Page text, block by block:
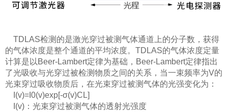
TDLAS检测的是激光穿过被测气体通道上的分子数，获得
的气体浓度是整个通道的平均浓度。TDLAS的气体浓度定量
计算是以Beer-Lambert定律为基础，Beer-Lambert定律指出
了光吸收与光穿过被检测物质之间的关系，当一束频率为V的
光束穿过吸收物质后，在光束穿过被测气体的光强变化为：
I(v)=I0(v)exp[-σ(v)CL]
I(v)：光束穿过被测气体的透射光强度